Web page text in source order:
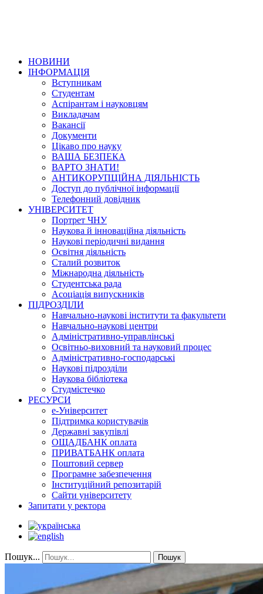
НОВИНИ
ІНФОРМАЦІЯ
Вступникам
Студентам
Аспірантам і науковцям
Викладачам
Вакансії
Документи
Цікаво про науку
ВАША БЕЗПЕКА
ВАРТО ЗНАТИ!
АНТИКОРУПЦІЙНА ДІЯЛЬНІСТЬ
Доступ до публічної інформації
Телефонний довідник
УНІВЕРСИТЕТ
Портрет ЧНУ
Наукова й інноваційна діяльність
Наукові періодичні видання
Освітня діяльність
Сталий розвиток
Міжнародна діяльність
Студентська рада
Асоціація випускників
ПІДРОЗДІЛИ
Навчально-наукові інститути та факультети
Навчально-наукові центри
Адміністративно-управлінські
Освітньо-виховний та науковий процес
Адміністративно-господарські
Наукові підрозділи
Наукова бібліотека
Студмістечко
РЕСУРСИ
е-Університет
Підтримка користувачів
Державні закупівлі
ОЩАДБАНК оплата
ПРИВАТБАНК оплата
Поштовий сервер
Програмне забезпечення
Інституційний репозитарій
Сайти університету
Запитати у ректора
Пошук... Пошук